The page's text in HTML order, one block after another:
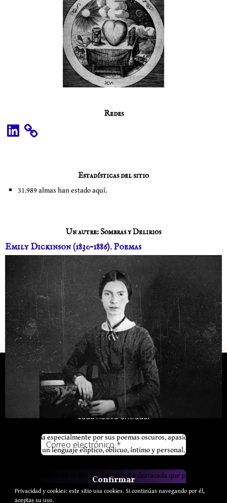
Suscríbete
Indíquenos su correo. Le avisaremos con
cada nueva entrada.
Redes
LinkedIn
Estadísticas del sitio
31.989 almas han estado aquí.
Un autre: Sombras y Delirios
Emily Dickinson (1830–1886). Poemas
XIX, conocida especialmente por sus poemas oscuros, apasionados y
cargados de un lenguaje elíptico, oblicuo, íntimo y personal. Su nombre
de Massachusetts, en el seno de una familia destacada que procedían
directamente de los puritanos […]
Privacidad y cookies: este sitio usa cookies. Si continúas navegando por él,
aceptas su uso.